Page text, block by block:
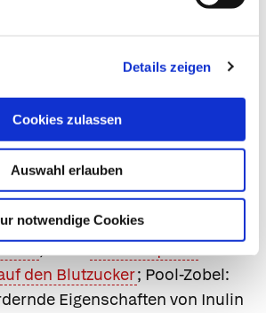
Details zeigen
Cookies zulassen
Auswahl erlauben
notwendige Cookies
wird vermutet, dass
und andere Ballaststoffe vor
schützen. Hier sind
aussagekräftigen
und Leitzmann: Ernährung des
utb, 2019;Slavin 2013
den Blutzucker; Pool-Zobel:
Eigenschaften von Inulin